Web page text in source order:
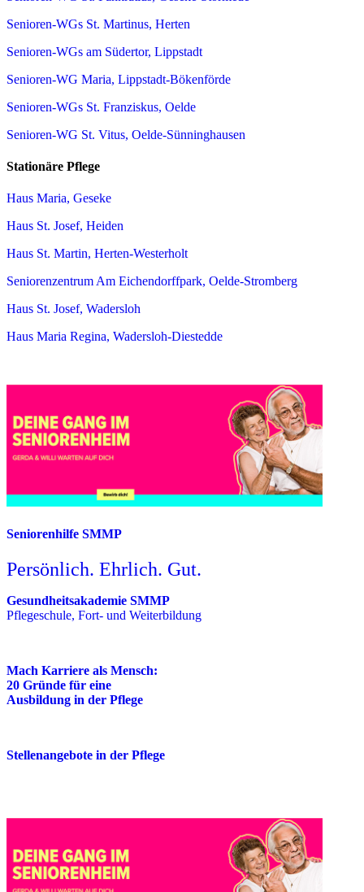
Senioren-WGs St. Martinus, Herten
Senioren-WGs am Südertor, Lippstadt
Senioren-WG Maria, Lippstadt-Bökenförde
Senioren-WGs St. Franziskus, Oelde
Senioren-WG St. Vitus, Oelde-Sünninghausen
Stationäre Pflege
Haus Maria, Geseke
Haus St. Josef, Heiden
Haus St. Martin, Herten-Westerholt
Seniorenzentrum Am Eichendorffpark, Oelde-Stromberg
Haus St. Josef, Wadersloh
Haus Maria Regina, Wadersloh-Diestedde
Seniorenhilfe SMMP
Persönlich. Ehrlich. Gut.
Gesundheitsakademie SMMP
Pflegeschule, Fort- und Weiterbildung
Mach Karriere als Mensch:
20 Gründe für eine
Ausbildung in der Pflege
Stellenangebote in der Pflege